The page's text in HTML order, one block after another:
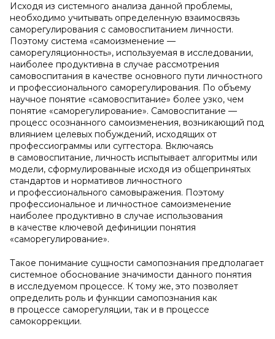
Исходя из системного анализа данной проблемы,
необходимо учитывать определенную взаимосвязь
саморегулирования с самовоспитанием личности.
Поэтому система «самоизменение —
саморегуляционность», используемая в исследовании,
наиболее продуктивна в случае рассмотрения
самовоспитания в качестве основного пути личностного
и профессионального саморегулирования. По объему
научное понятие «самовоспитание» более узко, чем
понятие «саморегулирование». Самовоспитание —
процесс осознанного самоизменения, возникающий под
влиянием целевых побуждений, исходящих от
профессиограммы или суггестора. Включаясь
в самовоспитание, личность испытывает алгоритмы или
модели, сформулированные исходя из общепринятых
стандартов и нормативов личностного
и профессионального самовыражения. Поэтому
профессиональное и личностное самоизменение
наиболее продуктивно в случае использования
в качестве ключевой дефиниции понятия
«саморегулирование».
Такое понимание сущности самопознания предполагает
системное обоснование значимости данного понятия
в исследуемом процессе. К тому же, это позволяет
определить роль и функции самопознания как
в процессе саморегуляции, так и в процессе
самокоррекции.